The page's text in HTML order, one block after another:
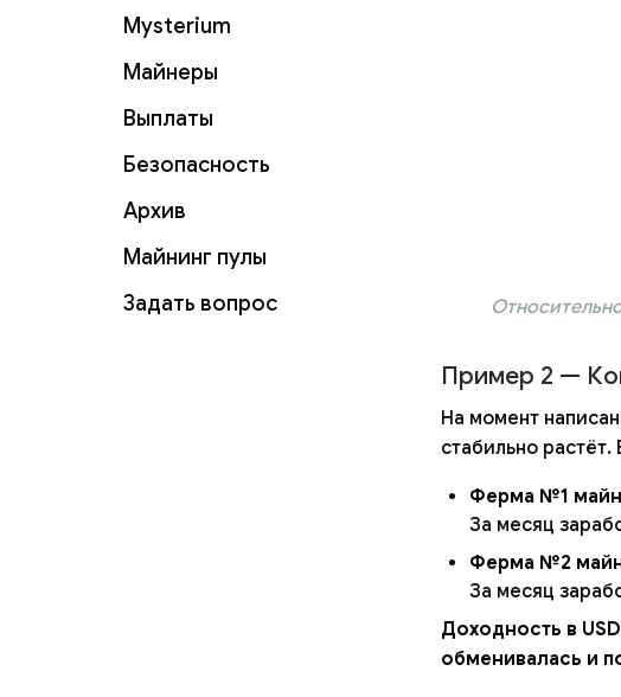
Mysterium
Майнеры
Выплаты
Безопасность
Архив
Майнинг пулы
Задать вопрос
Пример 2 —
На момент
стабильно
Ферма №1
За месяц
Ферма №2
За месяц
Доходность в
обменивалась и